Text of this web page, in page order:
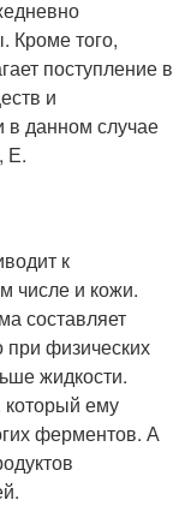
Кроме того,
поступление в
и
данном случае
Е.
к
числе и кожи.
составляет
при физических
жидкости.
который ему
ферментов. А